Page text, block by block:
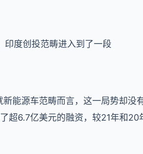
度创投范畴进入到了一段
能源车范畴而言，这一局势却没
超6.7亿美元的融资，较21年和20